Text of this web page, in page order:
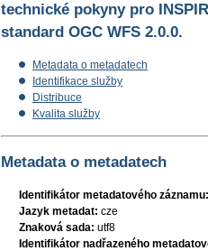
technické pokyny pro
standard OGC WFS 2.0.0.
Metadata o metadatech
Identifikace služby
Distribuce
Kvalita služby
Metadata o metadatech
Identifikátor metadatového záznamu:
Jazyk metadat: cze
Znaková sada: utf8
Identifikátor nadřazeného